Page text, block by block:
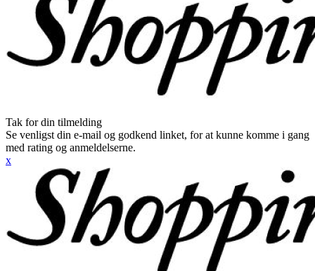
Tak for din tilmelding
Se venligst din e-mail og godkend linket, for at kunne komme i gang
med rating og anmeldelserne.
x